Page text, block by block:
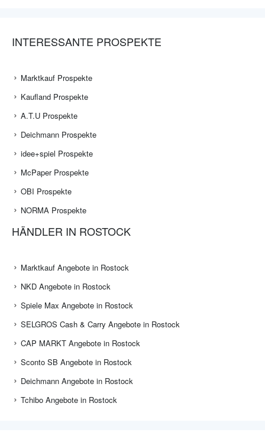
INTERESSANTE PROSPEKTE
Marktkauf Prospekte
Kaufland Prospekte
A.T.U Prospekte
Deichmann Prospekte
idee+spiel Prospekte
McPaper Prospekte
OBI Prospekte
NORMA Prospekte
HÄNDLER IN ROSTOCK
Marktkauf Angebote in Rostock
NKD Angebote in Rostock
Spiele Max Angebote in Rostock
SELGROS Cash & Carry Angebote in Rostock
CAP MARKT Angebote in Rostock
Sconto SB Angebote in Rostock
Deichmann Angebote in Rostock
Tchibo Angebote in Rostock